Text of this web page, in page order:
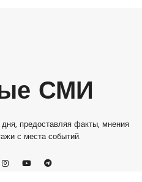
СМИ
предоставляя факты, мнения
с места событий.